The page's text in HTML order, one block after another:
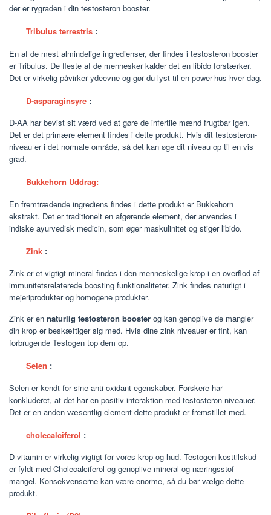
der er rygraden i din testosteron booster.
Tribulus terrestris :
En af de mest almindelige ingredienser, der findes i testosteron booster
er Tribulus. De fleste af de mennesker kalder det en libido forstærker.
Det er virkelig påvirker ydeevne og gør du lyst til en power-hus hver dag.
D-asparaginsyre :
D-AA har bevist sit værd ved at gøre de infertile mænd frugtbar igen.
Det er det primære element findes i dette produkt. Hvis dit testosteron-
niveau er i det normale område, så det kan øge dit niveau op til en vis
grad.
Bukkehorn Uddrag:
En fremtrædende ingrediens findes i dette produkt er Bukkehorn
ekstrakt. Det er traditionelt en afgørende element, der anvendes i
indiske ayurvedisk medicin, som øger maskulinitet og stiger libido.
Zink :
Zink er et vigtigt mineral findes i den menneskelige krop i en overflod af
immunitetsrelaterede boosting funktionaliteter. Zink findes naturligt i
mejeriprodukter og homogene produkter.
Zink er en naturlig testosteron booster og kan genoplive de mangler
din krop er beskæftiger sig med. Hvis dine zink niveauer er fint, kan
forbrugende Testogen top dem op.
Selen :
Selen er kendt for sine anti-oxidant egenskaber. Forskere har
konkluderet, at det har en positiv interaktion med testosteron niveauer.
Det er en anden væsentlig element dette produkt er fremstillet med.
cholecalciferol :
D-vitamin er virkelig vigtigt for vores krop og hud. Testogen kosttilskud
er fyldt med Cholecalciferol og genoplive mineral og næringsstof
mangel. Konsekvenserne kan være enorme, så du bør vælge dette
produkt.